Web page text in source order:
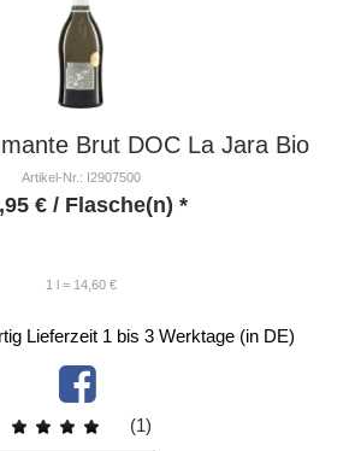
Brut DOC La Jara Bio
Artikel-Nr.: I2907500
€/ Flasche(n) *
1 l = 14,60 €
Lieferzeit 1 bis 3 Werktage (in DE)
(1)